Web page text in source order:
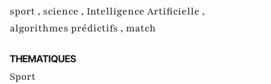
sport , science , Intelligence Artificielle ,
algorithmes prédictifs , match
THEMATIQUES
Sport